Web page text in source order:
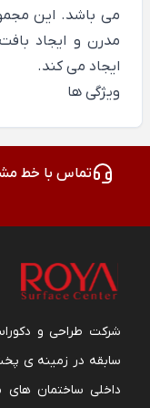
می باشد. این
مدرن و ایجاد
ایجاد می کند.
ویژگی ها
تماس با خط
شرکت طراحی و
سابقه در زمینه ی
داخلی ساختمان های